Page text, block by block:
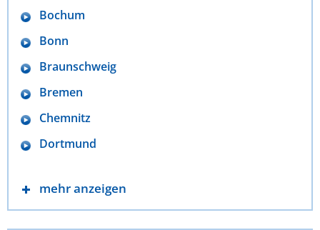
Bochum
Bonn
Braunschweig
Bremen
Chemnitz
Dortmund
mehr anzeigen